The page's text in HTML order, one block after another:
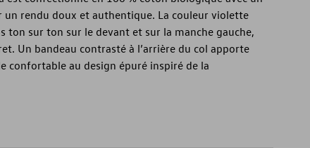
rendu doux et authentique. La couleur violette
ton sur ton sur le devant et sur la manche gauche,
Un bandeau contrasté à l’arrière du col apporte
confortable au design épuré inspiré de la